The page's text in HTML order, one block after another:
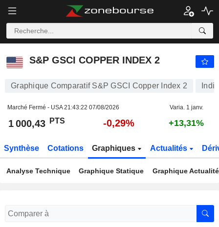
S&P GSCI COPPER INDEX 2
Graphique Comparatif S&P GSCI Copper Index 2
Marché Fermé - USA21:43:22 07/08/2026 Varia. 1 janv.
1 000,43 PTS -0,29% +13,31%
Synthèse Cotations Graphiques Actualités
Analyse Technique Graphique Statique Graphique